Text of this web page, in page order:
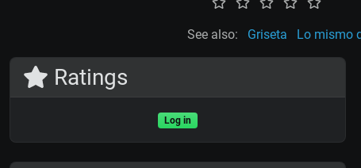
See also: Griseta Lo mismo
Ratings
Log in